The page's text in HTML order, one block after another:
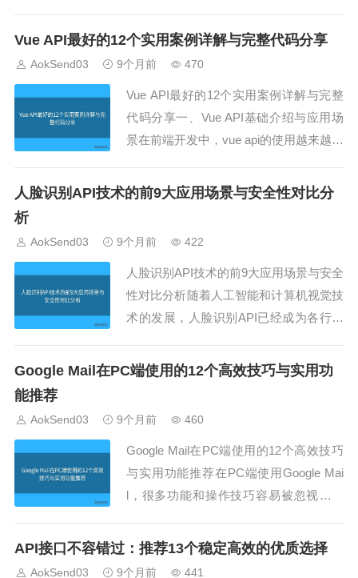
习和搭建自己的接口网站。掌握开源api
文结合AokSend实际案例，分享8个优...
Vue API最好的12个实用案例详解与完整代码分享
AokSend03 9个月前 470
Vue API最好的12个实用案例详解与完整
代码分享一、Vue API基础介绍与应用场
景在前端开发中，vue api的使用越来越广
推出，开发者可以更加灵活地组合功能。
人脸识别API技术的前9大应用场景与安全性对比分
析
AokSend03 9个月前 422
人脸识别API技术的前9大应用场景与安全
性对比分析随着人工智能和计算机视觉技
术的发展，人脸识别API已经成为各行业
理、金融支付，还是在商业营销和教育场
场景，并对安全性进行对比分析，同时介
绍...
Google Mail在PC端使用的12个高效技巧与实用功
能推荐
AokSend03 9个月前 460
Google Mail在PC端使用的12个高效技巧
与实用功能推荐在PC端使用Google Mai
l，很多功能和操作技巧容易被忽视。本
线api、接口api、api接口大全及api管理技
API接口不容错过：推荐13个稳定高效的优质选择
AokSend03 9个月前 441